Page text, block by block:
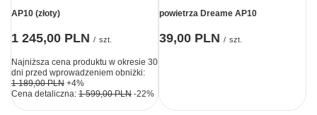
AP10 (złoty)
1 245,00 PLN / szt.
Najniższa cena produktu w okresie 30
dni przed wprowadzeniem obniżki:
1 189,00 PLN +4%
Cena detaliczna: 1 599,00 PLN -22%
powietrza Dreame AP10
39,00 PLN / szt.